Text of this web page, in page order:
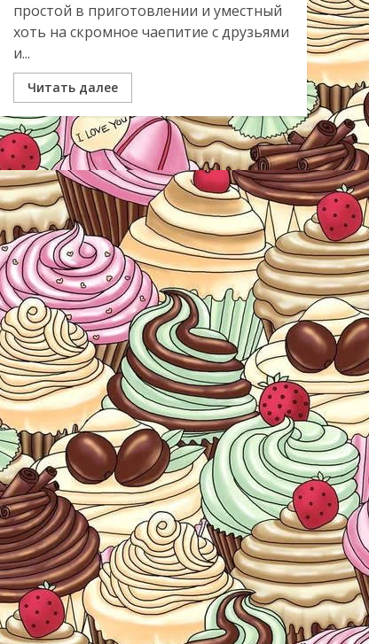
простой в приготовлении и уместный
хоть на скромное чаепитие с друзьями
и...
Читать далее